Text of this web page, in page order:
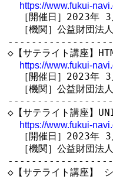
https://www.fukui-
［開催日］2023年
［機関］公益財団法
◇【サテライト講座】
https://www.fukui-
［開催日］2023年
［機関］公益財団法
◇【サテライト講座】
https://www.fukui-
［開催日］2023年
［機関］公益財団法
◇【サテライト講座】